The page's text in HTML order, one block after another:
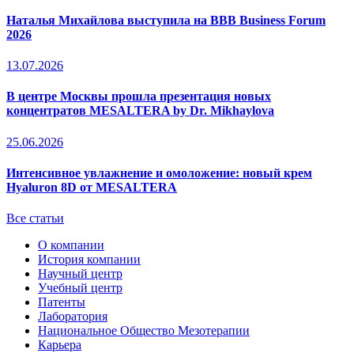
Наталья Михайлова выступила на BBB Business Forum
2026
13.07.2026
В центре Москвы прошла презентация новых
концентратов MESALTERA by Dr. Mikhaylova
25.06.2026
Интенсивное увлажнение и омоложение: новый крем
Hyaluron 8D от MESALTERA
Все статьи
О компании
История компании
Научный центр
Учебный центр
Патенты
Лаборатория
Национальное Общество Мезотерапии
Карьера